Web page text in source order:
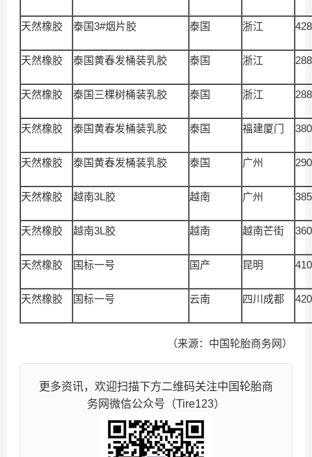
天然橡胶 泰国3#烟片胶 泰国 浙江
天然橡胶 泰国黄春发桶装乳胶 泰国 浙江
天然橡胶 泰国三棵树桶装乳胶 泰国 浙江
天然橡胶 泰国黄春发桶装乳胶 泰国 福建厦门
天然橡胶 泰国黄春发桶装乳胶 泰国 广州
天然橡胶 越南3L胶 越南 广州
天然橡胶 越南3L胶 越南 越南芒街
天然橡胶 国标一号 国产 昆明
天然橡胶 国标一号 云南 四川成都
（来源：中国轮胎商务网）
更多资讯，欢迎扫描下方二维码关注中国轮胎商
务网微信公众号（Tire123）